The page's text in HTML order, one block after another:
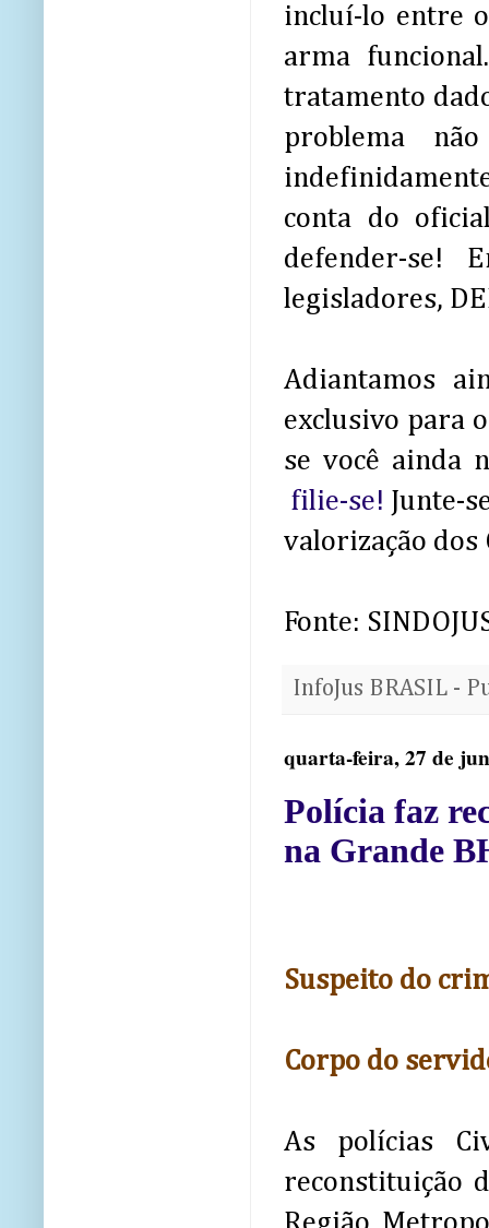
incluí-lo entre
arma
tratamento
problema
conta do
defender-se!
legisladores,
Adiantamos
exclusivo para
se você ainda
filie-se! Junte-
valorização dos
Fonte:
InfoJus BRASIL -
quarta-feira, 27 de
Polícia faz
na Grande
Suspeito do
Corpo do
As polícias
reconstituição